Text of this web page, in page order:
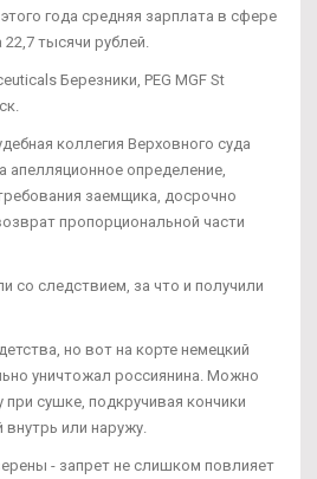
года средняя зарплата в сфере
тысячи рублей.
Березники, PEG MGF St
коллегия Верховного суда
апелляционное определение,
заемщика, досрочно
пропорциональной части
со следствием, за что и получили
но вот на корте немецкий
уничтожал россиянина. Можно
сушке, подкручивая кончики
внутрь или наружу.
- запрет не слишком повлияет